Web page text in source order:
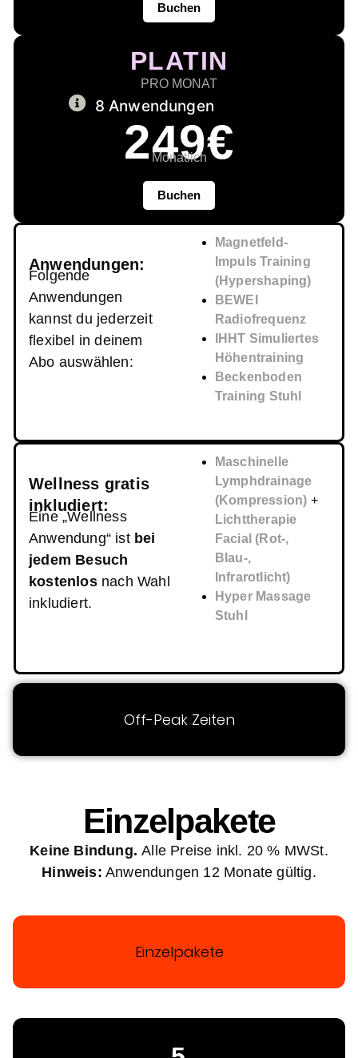
Off-Peak Zeiten
Wellness gratis
inkludiert:
Eine „Wellness
Anwendung“ ist bei
jedem Besuch
kostenlosnach Wahl
inkludiert.
Maschinelle
Lymphdrainage
(Kompression) +
Lichttherapie
Facial (Rot-,
Blau-,
Infrarotlicht)
Hyper Massage
Stuhl
Anwendungen:
Folgende
Anwendungen
kannst du jederzeit
flexibel in deinem
Abo auswählen:
Magnetfeld-
Impuls Training
(Hypershaping)
BEWEI
Radiofrequenz
IHHT Simuliertes
Höhentraining
Beckenboden
Training Stuhl
Buchen
PLATIN
PRO MONAT
8 Anwendungen
249€
Monatlich
Buchen
Einzelpakete
Keine Bindung.Alle Preise inkl. 20 % MWSt.
Hinweis: Anwendungen 12 Monate gültig.
Einzelpakete